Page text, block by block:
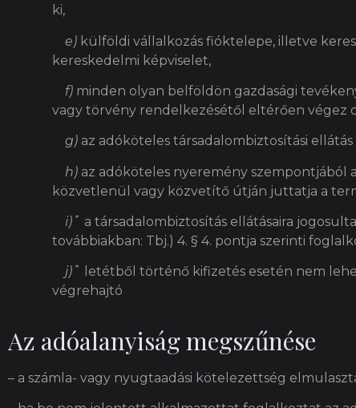
ki,
e) külföldi vállalkozás fióktelepe, illetve
kereskedelmi képviselet,
f) minden olyan belföldön gazdasági
vagy törvény rendelkezésétől eltérően végez
g) az adóköteles társadalombiztosítási
h) az adóköteles nyeremény szempontjából
közvetlenül vagy közvetítő útján juttatja a
i) * a társadalombiztosítás ellátásaira
továbbiakban: Tbj.) 4. § 4. pontja szerinti
j) *
letétből történő kifizetés esetén nem
végrehajtó
Az adóalanyiság megszűnése
– a számla- vagy nyugtaadási kötelezettség